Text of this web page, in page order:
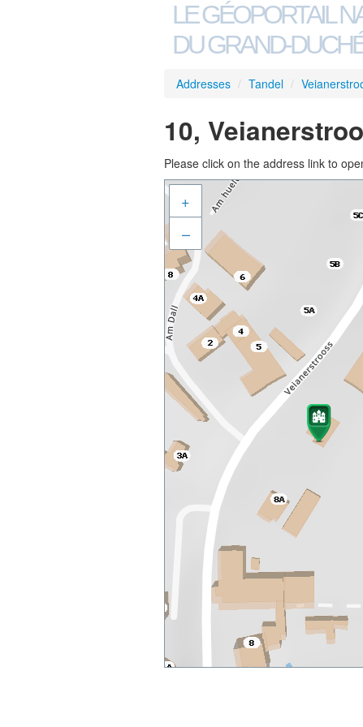
LE GÉOPORTAIL
DU GRAND-
Addresses / Tandel /
10,
Please click on the address link to
+
–